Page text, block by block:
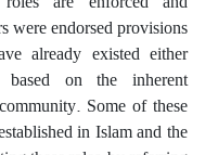
were endorsed provisions
already existed either
on the inherent
Some of these
in Islam and the